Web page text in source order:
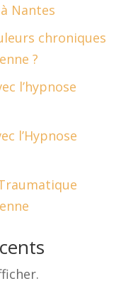
Nantes
chroniques
?
l’hypnose
l’Hypnose